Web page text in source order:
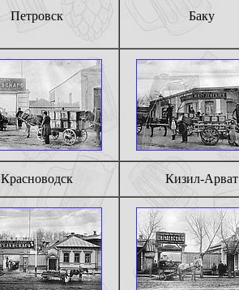
Петровск Баку
Красноводск Кизил-Арват